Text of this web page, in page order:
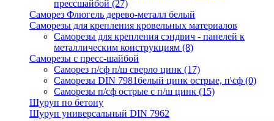
прессшайбой (27)
Саморез Флюгель дерево-металл белый
Саморезы для крепления кровельных материалов
Саморезы для крепления сэндвич - панелей к
металлическим конструкциям (8)
Саморезы с пресс-шайбой
Саморез п/сф п/ш сверло цинк (17)
Саморезы DIN 7981белый цинк острые, п\сф (0)
Саморезы п/сф острые с п/ш цинк (15)
Шуруп по бетону
Шуруп универсальный DIN 7962